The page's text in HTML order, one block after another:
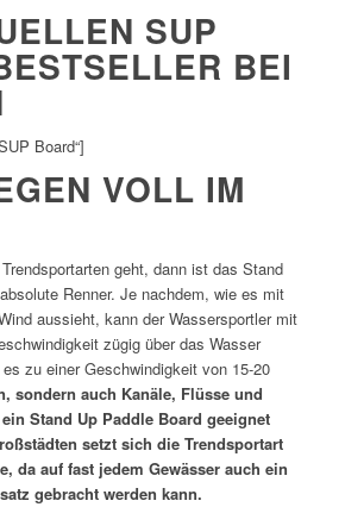
SUP
BEI
Board“]
VOLL IM
geht, dann ist das Stand
Renner. Je nachdem, wie es mit
aussieht, kann der Wassersportler mit
zügig über das Wasser
zu einer Geschwindigkeit von 15-20
sondern auch Kanäle, Flüsse und
Stand Up Paddle Board geeignet
setzt sich die Trendsportart
da auf fast jedem Gewässer auch ein
gebracht werden kann.